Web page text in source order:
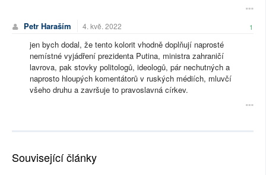
Petr Haraším 4. kvě. 2022 1
jen bych dodal, že tento kolorit vhodně doplňují naprosté
nemístné vyjádření prezidenta Putina, ministra zahraničí
lavrova, pak stovky politologů, ideologů, pár nechutných a
naprosto hloupých komentátorů v ruských médiích, mluvčí
všeho druhu a završuje to pravoslavná církev.
Související články